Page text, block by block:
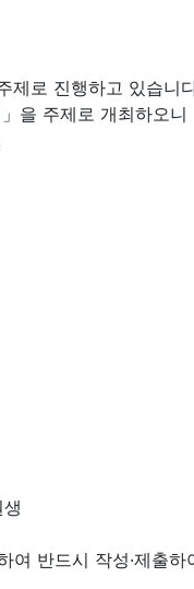
제로 진행하고 있습니
을 주제로 개최하오니
반드시 작성·제출하